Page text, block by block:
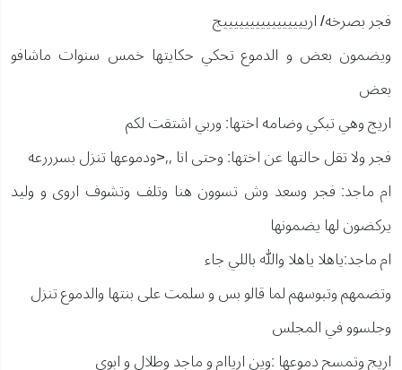
فجر بصرخه/ ارييييييييييييييييج
ويضمون بعض و الدموع تحكي حكايتها خمس سنوات ماشافو
بعض
اريج وهي تبكي وضامه اختها: وربي اشتقت لكم
فجر ولا تقل حالتها عن اختها: وحتى انا ,,<ودموعها تنزل بسرررعه
ام ماجد: فجر وسعد وش تسوون هنا وتلف وتشوف اروى و وليد
يركضون لها يضمونها
ام ماجد:ياهلا ياهلا والله باللي جاء
وتضمهم وتبوسهم لما قالو بس و سلمت على بنتها والدموع تنزل
وجلسوو في المجلس
اريج وتمسح دموعها :وين ارياام و ماجد وطلال و ابوي